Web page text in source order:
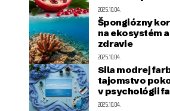
2025.10.04.
Špongiózny
na ekosystém
zdravie
2025.10.04.
Sila modrej
tajomstvo
v psychológii
2025.10.04.